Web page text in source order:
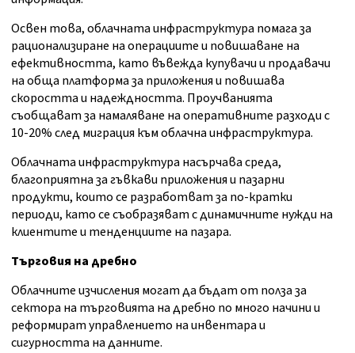
Освен това, облачната инфраструктура помага за
рационализиране на операциите и повишаване на
ефективността, като въвежда купувачи и продавачи
на обща платформа за приложения и повишава
скоростта и надеждността. Проучванията
съобщават за намаляване на оперативните разходи с
10-20% след миграция към облачна инфраструктура.
Облачната инфраструктура насърчава среда,
благоприятна за гъвкави приложения и пазарни
продукти, които се разработват за по-кратки
периоди, като се съобразяват с динамичните нужди на
клиентите и тенденциите на пазара.
Търговия на дребно
Облачните изчисления могат да бъдат от полза за
сектора на търговията на дребно по много начини и
реформират управлението на инвентара и
сигурността на данните.